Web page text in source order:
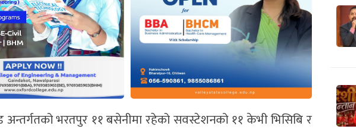
अन्तर्गतको भरतपुर ११ बसेनीमा रहेको सवस्टेशनको ११ केभी भिसिबि र